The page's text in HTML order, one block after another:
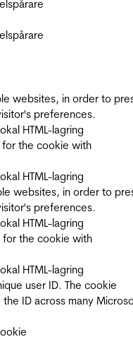
websites, in order to
preferences.
HTML-lagring
the cookie with
HTML-lagring
websites, in order to
preferences.
HTML-lagring
the cookie with
HTML-lagring
user ID. The cookie
ID across many